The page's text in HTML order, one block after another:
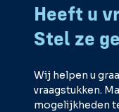
Heeft u
Stel ze
Wij helpen u
vraagstukken.
mogelijkheden